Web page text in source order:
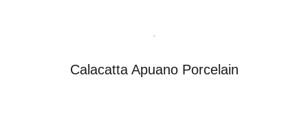
Calacatta Apuano Porcelain